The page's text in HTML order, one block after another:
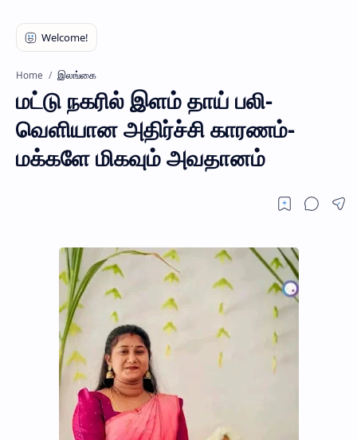
Home இலங்கை
மட்டு நகரில் இளம் தாய் பலி-
வெளியான அதிர்ச்சி காரணம்-
மக்களே மிகவும் அவதானம்